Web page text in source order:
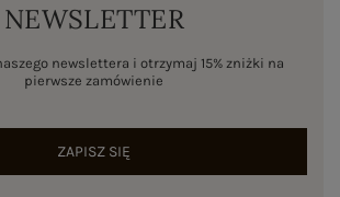
NEWSLETTER
newslettera i otrzymaj 15% zniżki na
pierwsze zamówienie
ZAPISZ SIĘ